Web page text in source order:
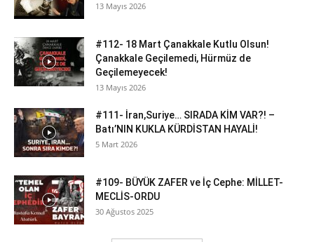
13 Mayıs 2026
#112- 18 Mart Çanakkale Kutlu Olsun!
Çanakkale Geçilemedi, Hürmüz de
Geçilemeyecek!
13 Mayıs 2026
#111- İran,Suriye… SIRADA KİM VAR?! –
Batı’NIN KUKLA KÜRDİSTAN HAYALİ!
5 Mart 2026
#109- BÜYÜK ZAFER ve İç Cephe: MİLLET-
MECLİS-ORDU
30 Ağustos 2025